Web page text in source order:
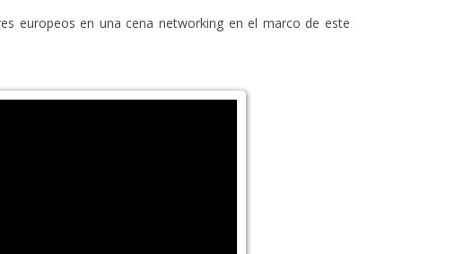
europeos en una cena networking en el marco de este